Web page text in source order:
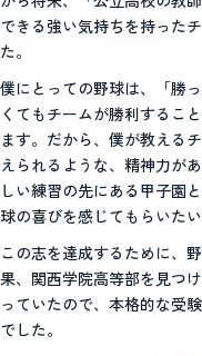
できる強い気持ちを持った
た。
僕にとっての野球は、「勝
くてもチームが勝利するこ
ます。だから、僕が教える
えられるような、精神力が
しい練習の先にある甲子園
球の喜びを感じてもらいたい
この志を達成するために、
果、関西学院高等部を見つ
っていたので、本格的な受
でした。